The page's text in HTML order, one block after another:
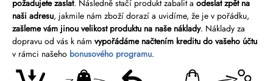
požadujete zaslat. Následně stačí produkt zabalit a odeslat zpět na
naši adresu, jakmile nám zboží dorazí a uvidíme, že je v pořádku,
zašleme vám jinou velikost produktu na naše náklady. Náklady za
dopravu od vás k nám vypořádáme načtením kreditu do vašeho účtu
v rámci našeho bonusového programu.
u
j
e
t
e